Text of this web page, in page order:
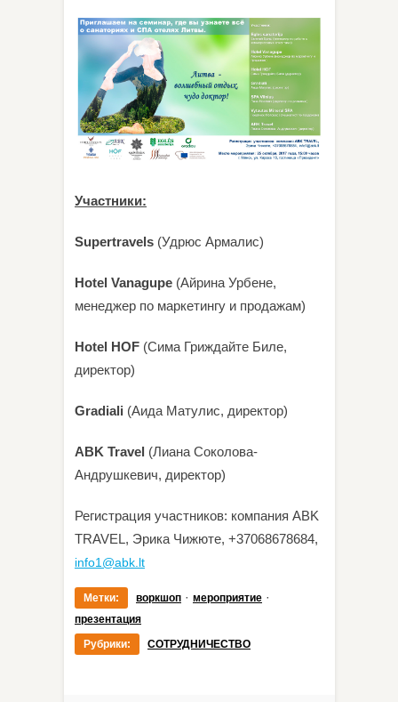
Участники:
Supertravels (Удрюс Армалис)
Hotel Vanagupe (Айрина Урбене,
менеджер по маркетингу и продажам)
Hotel HOF (Сима Гриждайте Биле,
директор)
Gradiali (Аида Матулис, директор)
ABK Travel (Лиана Соколова-
Андрушкевич, директор)
Регистрация участников: компания ABK
TRAVEL, Эрика Чижюте, +37068678684,
info1@abk.lt
Метки: воркшоп · мероприятие ·
презентация
Рубрики:
СОТРУДНИЧЕСТВО